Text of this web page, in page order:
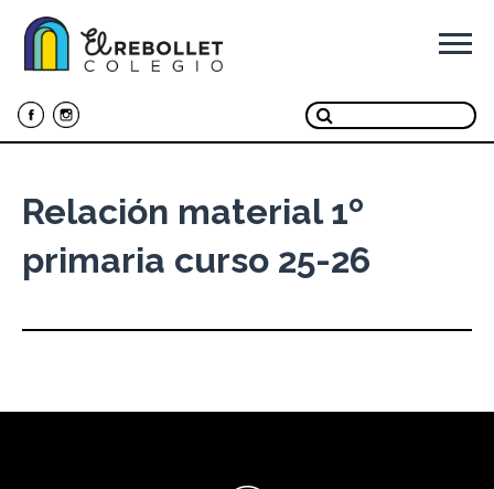
Relación material 1º
primaria curso 25-26